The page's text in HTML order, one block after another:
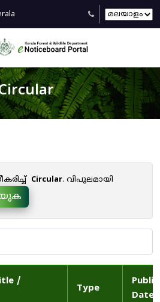
Circular. വിപുലമായി
/
Type
Date